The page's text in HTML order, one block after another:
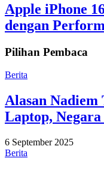
Apple iPhone
dengan
Pilihan Pembaca
Berita
Alasan Nadiem
Laptop,
6 September 2025
Berita